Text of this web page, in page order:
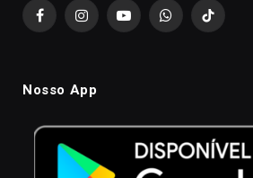
FacebookInstagramYouTubeWhatsAppTikTok
Nosso App